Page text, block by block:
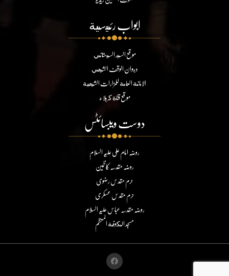
ابواب رئيسية
موقع السيد السيستاني
ديوان الوقف الشيعي
الامانة العامة للمزارات الشيعية
موقع قناة كربلاء
دوست ویبسائٹس
روضہ امام علی علیہ السلام
روضہ مقدسہ کاظمین
حرم مقدس رضوی
حرم مقدس عسکری
روضہ مقدسہ عباس علیہ السلام
مسجد الكوفة المعظم